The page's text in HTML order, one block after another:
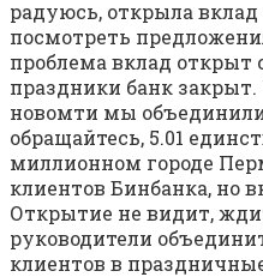
радуюсь, открыла
посмотреть
проблема вклад открыт
праздники банк
новомти мы
обращайтесь, 5.01
миллионном городе
клиентов Бинбанка, но
Открытие не видит,
руководители
клиентов в